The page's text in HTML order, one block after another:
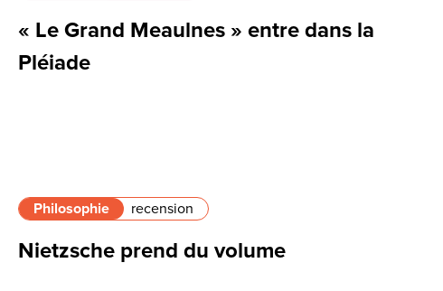
« Le Grand Meaulnes » entre dans la
Pléiade
Philosophie recension
Nietzsche prend du volume